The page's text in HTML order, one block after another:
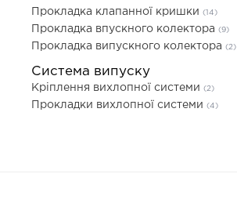
Прокладка клапанної кришки (14)
Прокладка впускного колектора (9)
Прокладка випускного колектора (2)
Система випуску
Кріплення вихлопної системи (2)
Прокладки вихлопної системи (4)